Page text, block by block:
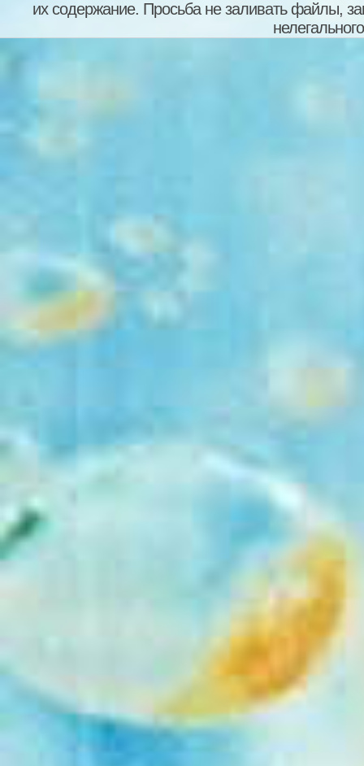
их содержание. Просьба не заливать файлы,